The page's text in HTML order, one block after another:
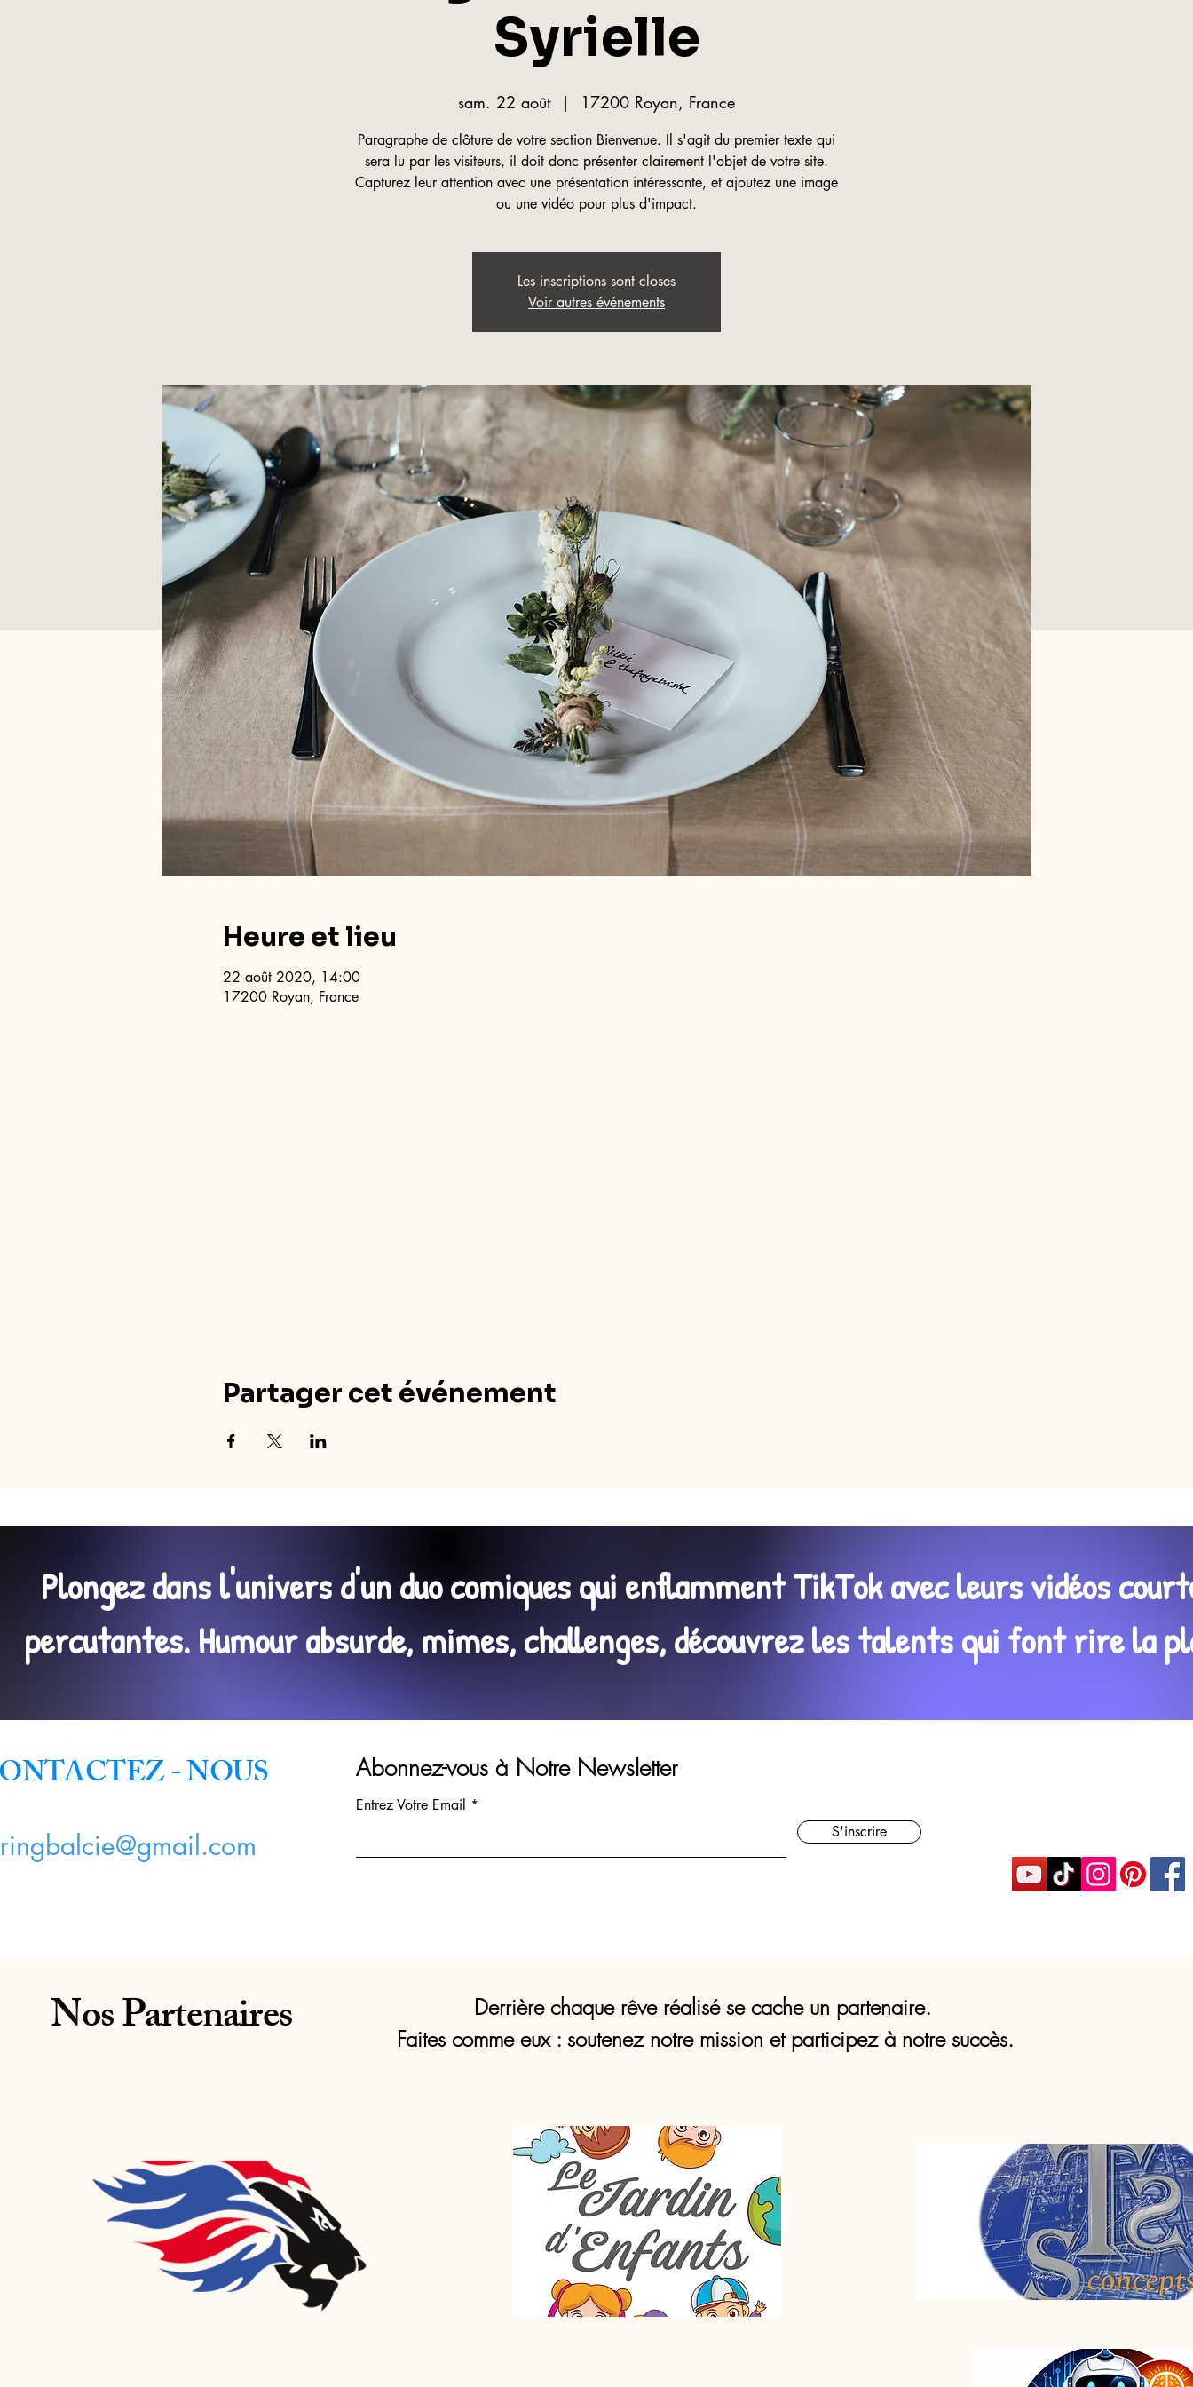
Syrielle
sam. 22 août
  |
17200 Royan, France
Paragraphe de clôture de votre section Bienvenue. Il s'agit du premier texte qui
sera lu par les visiteurs, il doit donc présenter clairement l'objet de votre site.
Capturez leur attention avec une présentation intéressante, et ajoutez une image
ou une vidéo pour plus d'impact.
Les inscriptions sont closes
Voir autres événements
Heure et lieu
22 août 2020, 14:00
17200 Royan, France
Partager cet événement
Plongez dans l'univers d'un duo comiques qui enflamment TikTok avec leurs vidéos
percutantes. Humour absurde, mimes, challenges, découvrez les talents qui font rire la
Derrière chaque rêve réalisé se cache un partenaire.
Faites comme eux : soutenez notre mission et participez à notre succès.
Nos Partenaires
- NOUS Abonnez-vous à Notre Newsletter
Entrez Votre Email
S'inscrire